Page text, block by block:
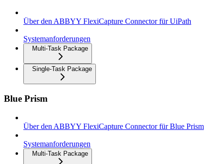
Über den ABBYY FlexiCapture Connector für UiPath
Systemanforderungen
Multi-Task Package
Single-Task Package
Blue Prism
Über den ABBYY FlexiCapture Connector für Blue Prism
Systemanforderungen
Multi-Task Package